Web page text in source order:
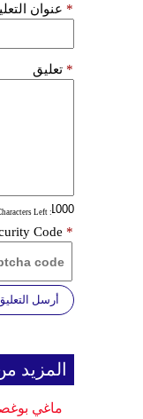
عنوان *
تعليق *
: Characters Left
Code *
أرسل
المزيد
ماغي